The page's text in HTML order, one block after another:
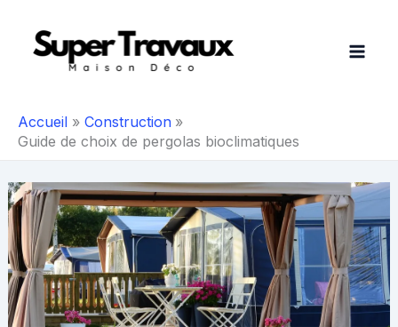
contenu
Accueil
Construction
Guide de choix de pergolas bioclimatiques